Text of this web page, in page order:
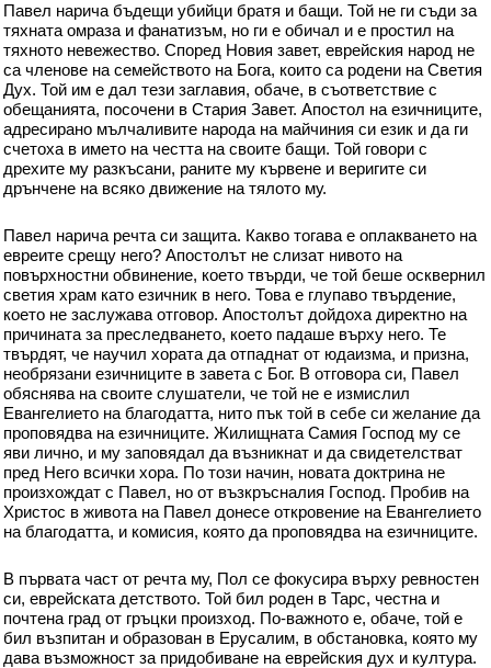
Павел нарича бъдещи убийци братя и бащи. Той не ги съди за
тяхната омраза и фанатизъм, но ги е обичал и е простил на
тяхното невежество. Според Новия завет, еврейския народ не
са членове на семейството на Бога, които са родени на Светия
Дух. Той им е дал тези заглавия, обаче, в съответствие с
обещанията, посочени в Стария Завет. Апостол на езичниците,
адресирано мълчаливите народа на майчиния си език и да ги
счетоха в името на честта на своите бащи. Той говори с
дрехите му разкъсани, раните му кървене и веригите си
дрънчене на всяко движение на тялото му.
Павел нарича речта си защита. Какво тогава е оплакването на
евреите срещу него? Апостолът не слизат нивото на
повърхностни обвинение, което твърди, че той беше осквернил
светия храм като езичник в него. Това е глупаво твърдение,
което не заслужава отговор. Апостолът дойдоха директно на
причината за преследването, което падаше върху него. Те
твърдят, че научил хората да отпаднат от юдаизма, и призна,
необрязани езичниците в завета с Бог. В отговора си, Павел
обяснява на своите слушатели, че той не е измислил
Евангелието на благодатта, нито пък той в себе си желание да
проповядва на езичниците. Жилищната Самия Господ му се
яви лично, и му заповядал да възникнат и да свидетелстват
пред Него всички хора. По този начин, новата доктрина не
произхождат с Павел, но от възкръсналия Господ. Пробив на
Христос в живота на Павел донесе откровение на Евангелието
на благодатта, и комисия, която да проповядва на езичниците.
В първата част от речта му, Пол се фокусира върху ревностен
си, еврейската детството. Той бил роден в Тарс, честна и
почтена град от гръцки произход. По-важното е, обаче, той е
бил възпитан и образован в Ерусалим, в обстановка, която му
дава възможност за придобиване на еврейския дух и култура.